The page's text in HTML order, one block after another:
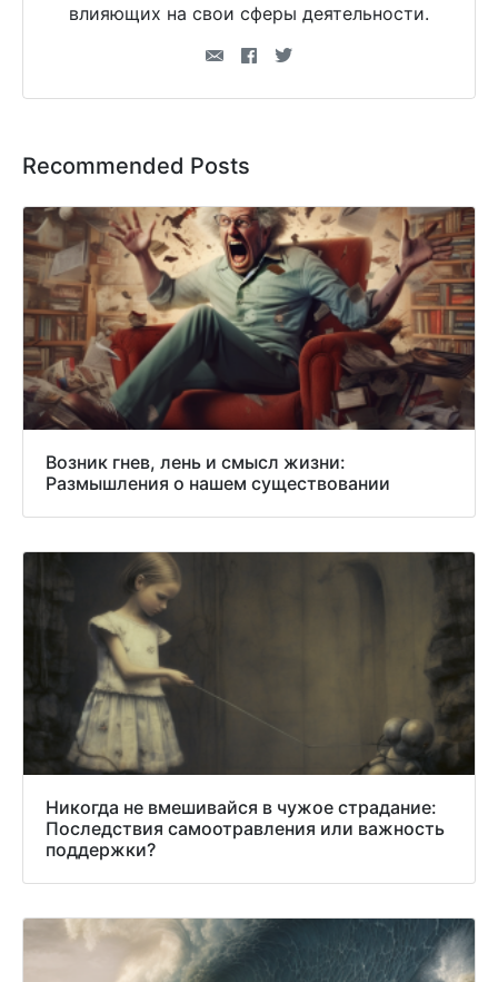
влияющих на свои сферы деятельности.
Recommended Posts
Возник гнев, лень и смысл жизни:
Размышления о нашем существовании
Никогда не вмешивайся в чужое страдание:
Последствия самоотравления или важность
поддержки?